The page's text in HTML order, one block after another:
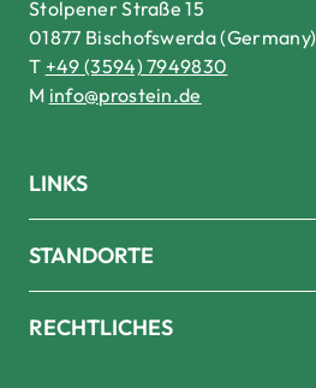
Stolpener Straße 15
01877 Bischofswerda (Germany)
T +49 (3594) 7949830
M info@prostein.de
LINKS
STANDORTE
RECHTLICHES